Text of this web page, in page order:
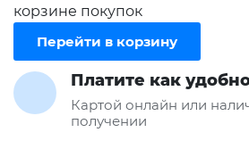
корзине покупок
Перейти в корзину
Платите как
Картой онлайн или
получении